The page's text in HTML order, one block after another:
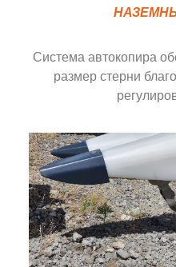
Система автокопира
размер стерни